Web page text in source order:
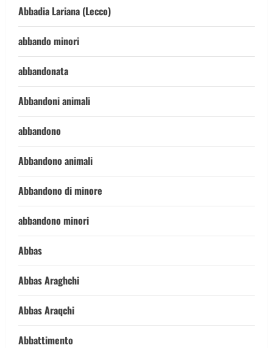
Abbadia Lariana (Lecco)
abbando minori
abbandonata
Abbandoni animali
abbandono
Abbandono animali
Abbandono di minore
abbandono minori
Abbas
Abbas Araghchi
Abbas Araqchi
Abbattimento